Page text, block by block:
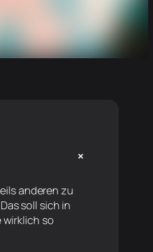
+
anderen zu
soll sich in
wirklich so